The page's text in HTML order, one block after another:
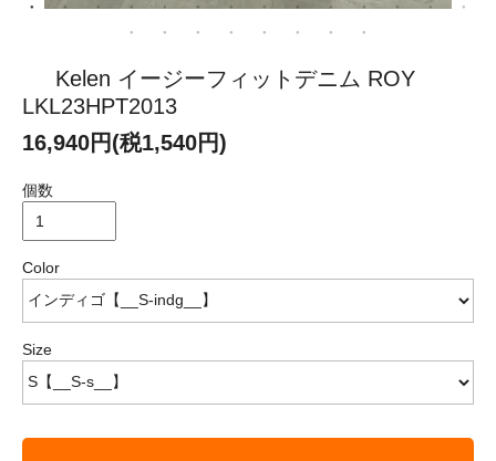
Kelen イージーフィットデニム ROY
LKL23HPT2013
16,940円(税1,540円)
個数
Color
Size